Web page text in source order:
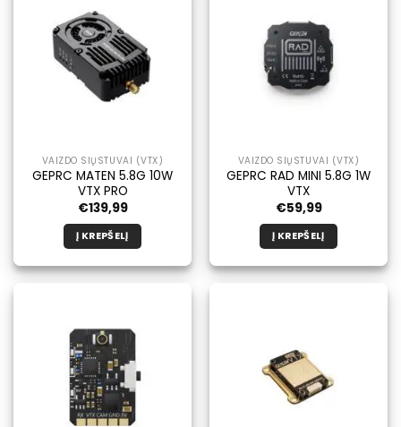
VAIZDO SIŲSTUVAI (VTX)
GEPRC MATEN 5.8G 10W
VTX PRO
€139,99
Į KREPŠELĮ
VAIZDO SIŲSTUVAI (VTX)
GEPRC RAD MINI 5.8G 1W
VTX
€59,99
Į KREPŠELĮ